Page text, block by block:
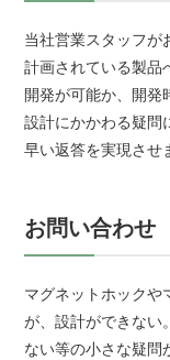
当社営業スタッフが
計画されている製品
開発が可能か、開発
設計にかかわる疑問
早い返答を実現させ
お問い合わせ
マグネットホックや
が、設計ができない
ない等の小さな疑問